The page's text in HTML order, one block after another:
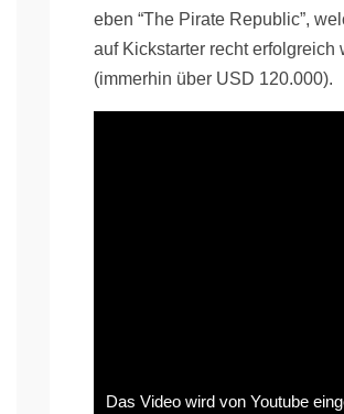
eben “The Pirate Republic”,
auf Kickstarter recht erfolgreich
(immerhin über USD 120.000).
Das Video wird von Youtube